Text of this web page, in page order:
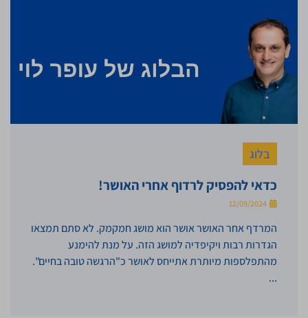
בלוג
כדאי להפסיק לרדוף אחרי האושר!
המרדף אחר האושר אושר הוא מושג חמקמק. לא סתם תמצאו
הגדרות רבות ויקיפדיה למושג הזה. על מנת להימנע
מהתפלספות מיותרת אתייחס לאושר כ"הרגשה טובה בחיים".
...